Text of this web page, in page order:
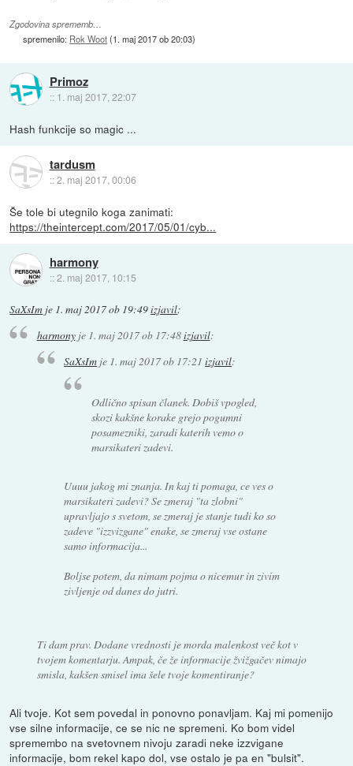
Zgodovina sprememb…
spremenilo: Rok Woot(1. maj 2017 ob 20:03)
Primoz
:: 1. maj 2017, 22:07
Hash funkcije so magic ...
tardusm
::2. maj 2017, 00:06
Še tole bi utegnilo koga zanimati:
https://theintercept.com/2017/05/01/cyb...
harmony
::2. maj 2017, 10:15
SaXsIm je 1. maj 2017 ob 19:49izjavil:
harmonyje 1. maj 2017 ob 17:48izjavil:
SaXsIm je 1. maj 2017 ob 17:21 izjavil:
Odlično spisan članek. Dobiš vpogled,
skozi kakšne korake grejo pogumni
posamezniki, zaradi katerih vemo o
marsikateri zadevi.
Uuuu jakog mi znanja. In kaj ti pomaga, ce ves o
marsikateri zadevi? Se zmeraj "ta zlobni"
upravljajo s svetom, se zmeraj je stanje tudi ko so
zadeve "izzvizgane" enake, se zmeraj vse ostane
samo informacija...
Boljse potem, da nimam pojma o nicemur in zivim
zivljenje od danes do jutri.
Ti dam prav. Dodane vrednosti je morda malenkost več kot v
tvojem komentarju. Ampak, če že informacije žvižgačev nimajo
smisla, kakšen smisel ima šele tvoje komentiranje?
Ali tvoje. Kot sem povedal in ponovno ponavljam. Kaj mi pomenijo
vse silne informacije, ce se nic ne spremeni. Ko bom videl
spremembo na svetovnem nivoju zaradi neke izzvigane
informacije, bom rekel kapo dol, vse ostalo je pa en "bulsit".